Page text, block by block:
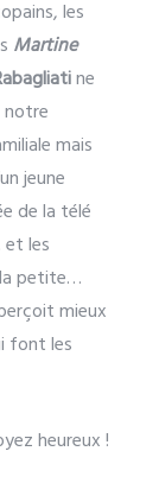
les
Martine
ne
notre
mais
jeune
de la télé
les
la petite…
mieux
font les
heureux !